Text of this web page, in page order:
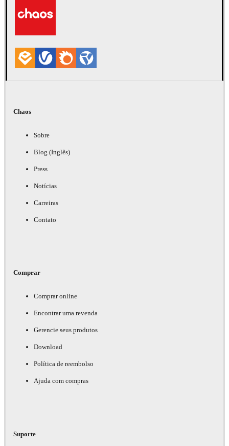
Chaos
Sobre
Blog (Inglês)
Press
Notícias
Carreiras
Contato
Comprar
Comprar online
Encontrar uma revenda
Gerencie seus produtos
Download
Política de reembolso
Ajuda com compras
Suporte